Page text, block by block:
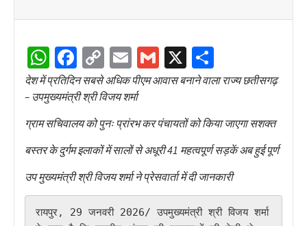
WhatsApp
Facebook
Copy
Link
EmailGmail
X
देश में प्रतिदिन सबसे अधिक पीएम आवास बनाने वाला राज्य छतीसगढ़
– उपमुख्यमंत्री श्री विजय शर्मा
ग्राम सचिवालय को पुनः प्रांरभ कर पंचायतों को किया जाएगा सशक्त
बस्तर के दुर्गम इलाकों में सालों से अधूरी 41 महत्वपूर्ण सड़कें अब हुई पूर्ण
उप मुख्यमंत्री श्री विजय शर्मा ने प्रेसवार्ता में दी जानकारी
रायपुर, 29 जनवरी 2026/ उपमुख्यमंत्री श्री विजय शर्मा